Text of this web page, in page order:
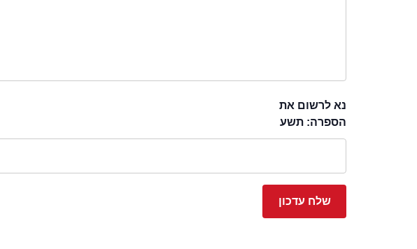
נא לרשום את
הספרה: תשע